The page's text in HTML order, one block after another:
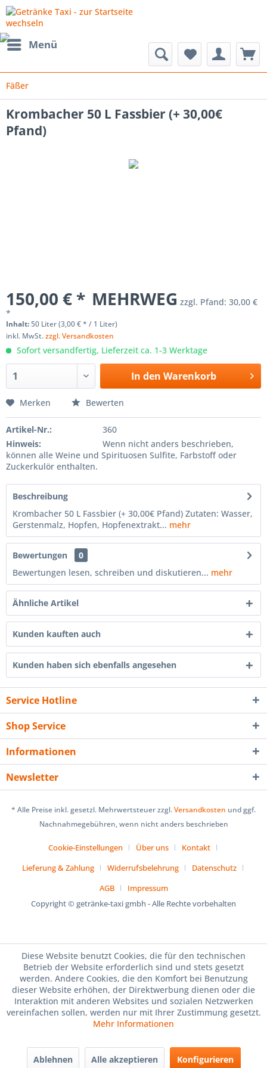
Menü
Fäßer
Krombacher 50 L Fassbier (+ 30,00€
Pfand)
150,00 € * MEHRWEG zzgl. Pfand: 30,00 €
*
Inhalt:50 Liter (3,00 € * / 1 Liter)
inkl. MwSt.zzgl. Versandkosten
Sofort versandfertig, Lieferzeit ca. 1-3 Werktage
In den Warenkorb
Merken Bewerten
Artikel-Nr.:
360
Hinweis:
Wenn nicht anders beschrieben,
können alle Weine und Spirituosen Sulfite, Farbstoff oder
Zuckerkulör enthalten.
Beschreibung
Krombacher 50 L Fassbier (+ 30,00€ Pfand) Zutaten: Wasser,
Gerstenmalz, Hopfen, Hopfenextrakt... mehr
Bewertungen
0
Bewertungen lesen, schreiben und diskutieren... mehr
Ähnliche Artikel
Kunden kauften auch
Kunden haben sich ebenfalls angesehen
Service Hotline
Shop Service
Informationen
Newsletter
* Alle Preise inkl. gesetzl. Mehrwertsteuer zzgl.Versandkosten und ggf.
Nachnahmegebühren, wenn nicht anders beschrieben
Cookie-Einstellungen Über uns
Kontakt
Lieferung & Zahlung
Widerrufsbelehrung
Datenschutz
AGB
Impressum
Copyright © getränke-taxi gmbh - Alle Rechte vorbehalten
Diese Website benutzt Cookies, die für den technischen
Betrieb der Website erforderlich sind und stets gesetzt
werden. Andere Cookies, die den Komfort bei Benutzung
dieser Website erhöhen, der Direktwerbung dienen oder die
Interaktion mit anderen Websites und sozialen Netzwerken
vereinfachen sollen, werden nur mit Ihrer Zustimmung gesetzt.
Mehr Informationen
Ablehnen Alle akzeptieren Konfigurieren